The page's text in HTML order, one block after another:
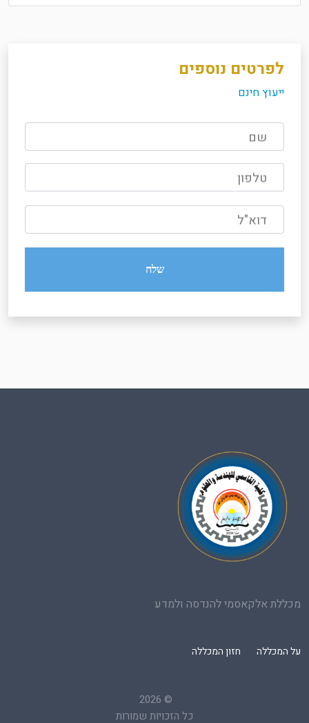
לפרטים נוספים
ייעוץ חינם
שם
טלפון
דוא"ל
שלח
מכללת אלקאסמי להנדסה ולמדע
על המכללה חזון המכללה
©
2026
כל הזכויות שמורות